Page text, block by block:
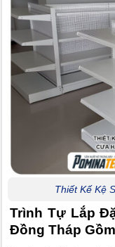
Thiết Kế Kệ
Trình Tự Lắp
Đồng Tháp